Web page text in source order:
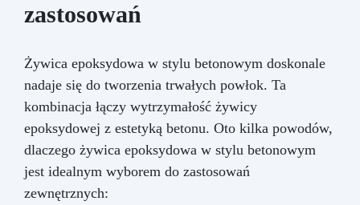
zastosowań
Żywica epoksydowa w stylu betonowym doskonale
nadaje się do tworzenia trwałych powłok. Ta
kombinacja łączy wytrzymałość żywicy
epoksydowej z estetyką betonu. Oto kilka powodów,
dlaczego żywica epoksydowa w stylu betonowym
jest idealnym wyborem do zastosowań
zewnętrznych: